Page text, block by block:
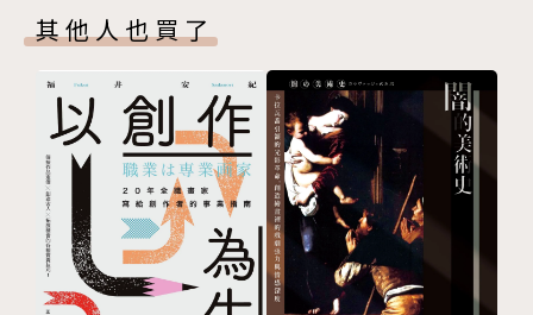
追逐鄭問的創作足跡，從畫室助手、日本漫畫同業、出
重現鄭問對創作的執著與熱愛。
「歷史從來是為了被遺忘而寫，然而跨越千古再起的感
動是可以隨時被喚起的。」
★最完整的鄭問傳記
深邃美麗的鄭問 1990-1999
他就是SUPER ASIA｜栗原良幸
彷彿是一部藝術片｜新泰幸
鄭問筆下奇幻的世界觀｜森田浩章
這個人是天才吧｜千葉徹彌
鄭問是色彩的魔術師｜池上遼一
從插畫進入漫畫界｜高橋努、寺田克也
03香港HONG KONG
霹靂落雷，笑傲香江 2000-2002
其他人也買了